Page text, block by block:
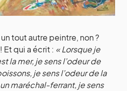
tout autre peintre, non ?
Et qui a écrit : « Lorsque je
la mer, je sens l’odeur de
je sens l’odeur de la
maréchal-ferrant, je sens